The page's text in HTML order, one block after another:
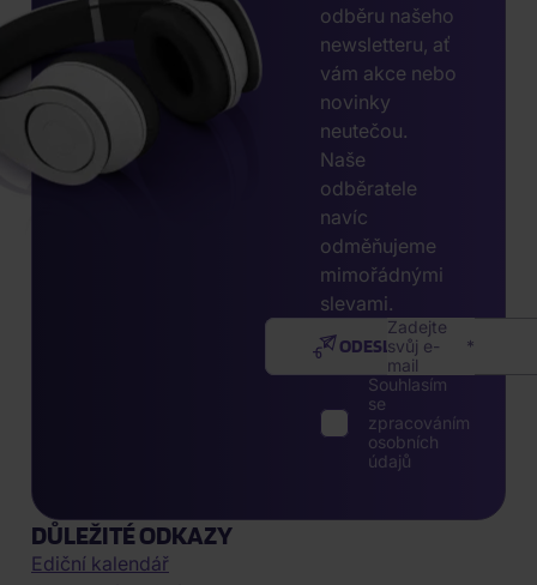
odběru našeho
newsletteru, ať
vám akce nebo
novinky
neutečou.
Naše
odběratele
navíc
odměňujeme
mimořádnými
slevami.
Zadejte
svůj e-
mail
ODESLAT
Souhlasím
se
zpracováním
osobních
údajů
DŮLEŽITÉ ODKAZY
Ediční kalendář